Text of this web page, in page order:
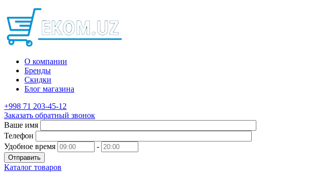
О компании
Бренды
Скидки
Блог магазина
+998 71 203-45-12
Заказать обратный звонок
Ваше имя
Телефон
Удобное время
-
Отправить
Каталог товаров